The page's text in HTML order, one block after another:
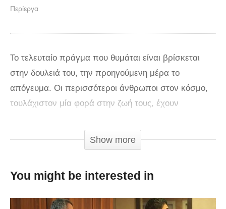
Περίεργα
Το τελευταίο πράγμα που θυμάται είναι βρίσκεται
στην δουλειά του, την προηγούμενη μέρα το
απόγευμα. Οι περισσότεροι άνθρωποι στον κόσμο,
τουλάχιστον μία φορά στην ζωή τους, έχουν
προηγούμενο βράδυ. Αν αυτό οφείλεται στην
κατανάλωση αλκοόλ, τότε ΟΚ, αρκεί να μην
υπάρχει πρόβλημα και μεγάλο μάλιστα. Το τι ισχύει
Show more
You might be interested in